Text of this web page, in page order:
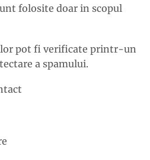
folosite doar in scopul
pot fi verificate printr-un
a spamului.